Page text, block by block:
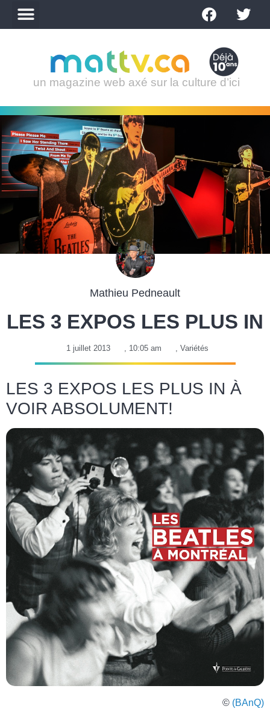
un magazine web axé sur la culture d’ici
Mathieu Pedneault
LES 3 EXPOS LES PLUS IN
1 juillet 2013 , 10:05 am , Variétés
LES 3 EXPOS LES PLUS IN À
VOIR ABSOLUMENT!
© (BAnQ)